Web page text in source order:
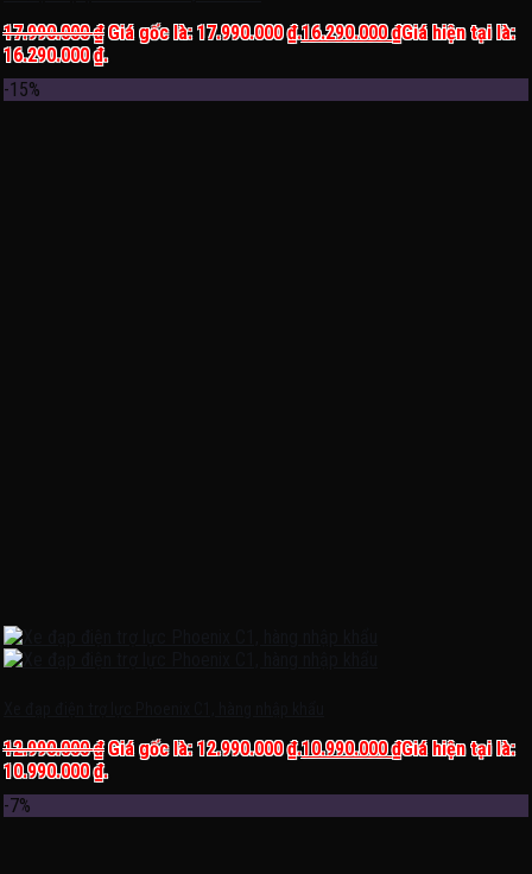
17.990.000₫ Giá gốc là: 17.990.000 ₫.16.290.000₫Giá hiện tại là:
16.290.000 ₫.
-15%
12.990.000₫ Giá gốc là: 12.990.000 ₫.10.990.000₫Giá hiện tại là:
10.990.000 ₫.
-7%